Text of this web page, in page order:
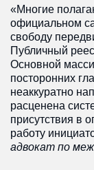
банковский
«Многие
официальном
свободу
Публичный
Основной
посторонних
неаккуратно
расценена
присутствия в
работу
адвокат по